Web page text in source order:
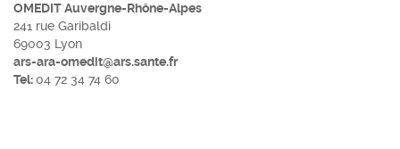
OMEDIT Auvergne-Rhône-Alpes
241 rue Garibaldi
69003 Lyon
ars-ara-omedit@ars.sante.fr
Tel:04 72 34 74 60